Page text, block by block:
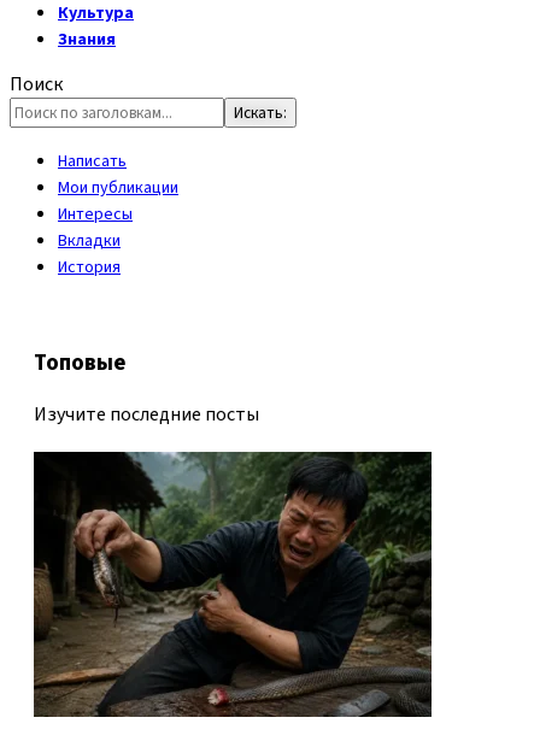
Культура
Знания
Поиск
Написать
Мои публикации
Интересы
Вкладки
История
Топовые
Изучите последние посты